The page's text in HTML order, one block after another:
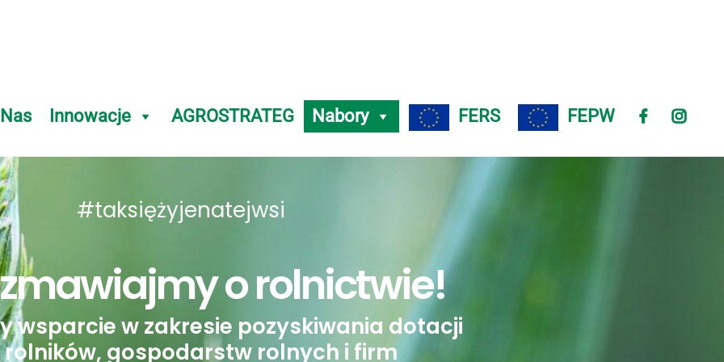
Innowacje AGROSTRATEG Nabory FERS FEPW
#taksiężyjenatejwsi
o rolnictwie!
wsparcie w zakresie pozyskiwania dotacji
gospodarstw rolnych i firm